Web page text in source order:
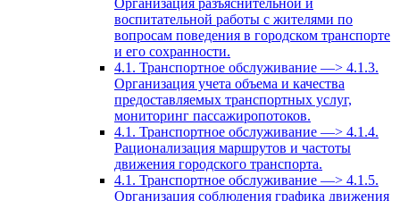
воспитательной работы с жителями по
вопросам поведения в городском транспорте
и его сохранности.
4.1. Транспортное обслуживание —> 4.1.3.
Организация учета объема и качества
предоставляемых транспортных услуг,
мониторинг пассажиропотоков.
4.1. Транспортное обслуживание —> 4.1.4.
Рационализация маршрутов и частоты
движения городского транспорта.
4.1. Транспортное обслуживание —> 4.1.5.
Организация соблюдения графика движения